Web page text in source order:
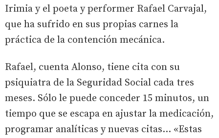
Irimia y el poeta y performer Rafael Carvajal,
que ha sufrido en sus propias carnes la
práctica de la contención mecánica.
Rafael, cuenta Alonso, tiene cita con su
psiquiatra de la Seguridad Social cada tres
meses. Sólo le puede conceder 15 minutos, un
tiempo que se escapa en ajustar la medicación,
programar analíticas y nuevas citas... «Estas